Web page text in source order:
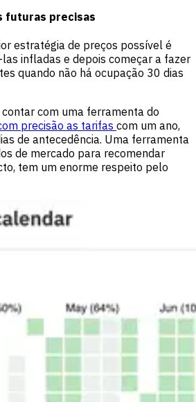
futuras precisas
estratégia de preços possível é
infladas e depois começar a fazer
quando não há ocupação 30 dias
com uma ferramenta do
precisão as tarifas com um ano,
de antecedência. Uma ferramenta
de mercado para recomendar
tem um enorme respeito pelo